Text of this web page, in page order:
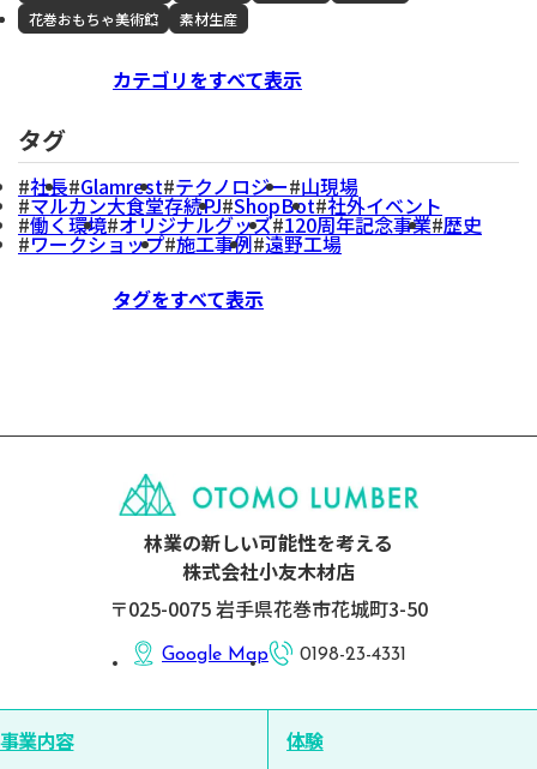
花巻おもちゃ美術館
素材生産
カテゴリをすべて表示
タグ
社長 Glamrest テクノロジー 山現場
マルカン大食堂存続PJ ShopBot 社外イベント
働く環境 オリジナルグッズ 120周年記念事業 歴史
ワークショップ 施工事例 遠野工場
タグをすべて表示
林業の新しい可能性を考える
株式会社小友木材店
〒025-0075 岩手県花巻市花城町3-50
Google Map 0198-23-4331
事業内容 体験